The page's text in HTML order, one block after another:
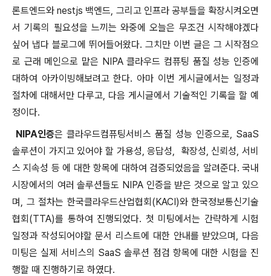
론트엔드와 nestjs 백엔드, 그리고 인프라 공부들을 확장시켜오면
서 기록의 필요성을 느끼는 와중에 오늘은 무조건 시작해야겠다
싶어 냅다 블로그에 뛰어들어왔다. 그치만 이번 글은 그 시작점으
로 근래 메인으로 맡은 NIPA 클라우드 컴퓨팅 품질 성능 인증에
대하여 아카이빙해보려고 한다. 아마 이번 게시글에서는 일정과
절차에 대해서만 다루고, 다음 게시글에서 기술적인 기록을 할 예
정이다.
NIPA인증은 클라우드컴퓨팅서비스 품질 성능 인증으로, SaaS
솔루션이 가지고 있어야 할 가용성, 응답성, 확장성, 신뢰성, 서비
스 지속성 등 에 대한 항목에 대하여 검증되었음을 알려준다. 국내
시장에서의 여러 솔루션들도 NIPA 인증을 받은 것으로 알고 있으
며, 그 절차는 한국클라우드산업협회(KACI)와 한국정보통신기술
협회(TTA)를 통하여 진행되었다. 첫 미팅에서는 간략하게 시험
일정과 작성되어야할 문서 리스트에 대한 안내를 받았으며, 다음
미팅은 실제 서비스의 SaaS 솔루션 점검 항목에 대한 시험을 진
행할 때 진행하기로 하였다.